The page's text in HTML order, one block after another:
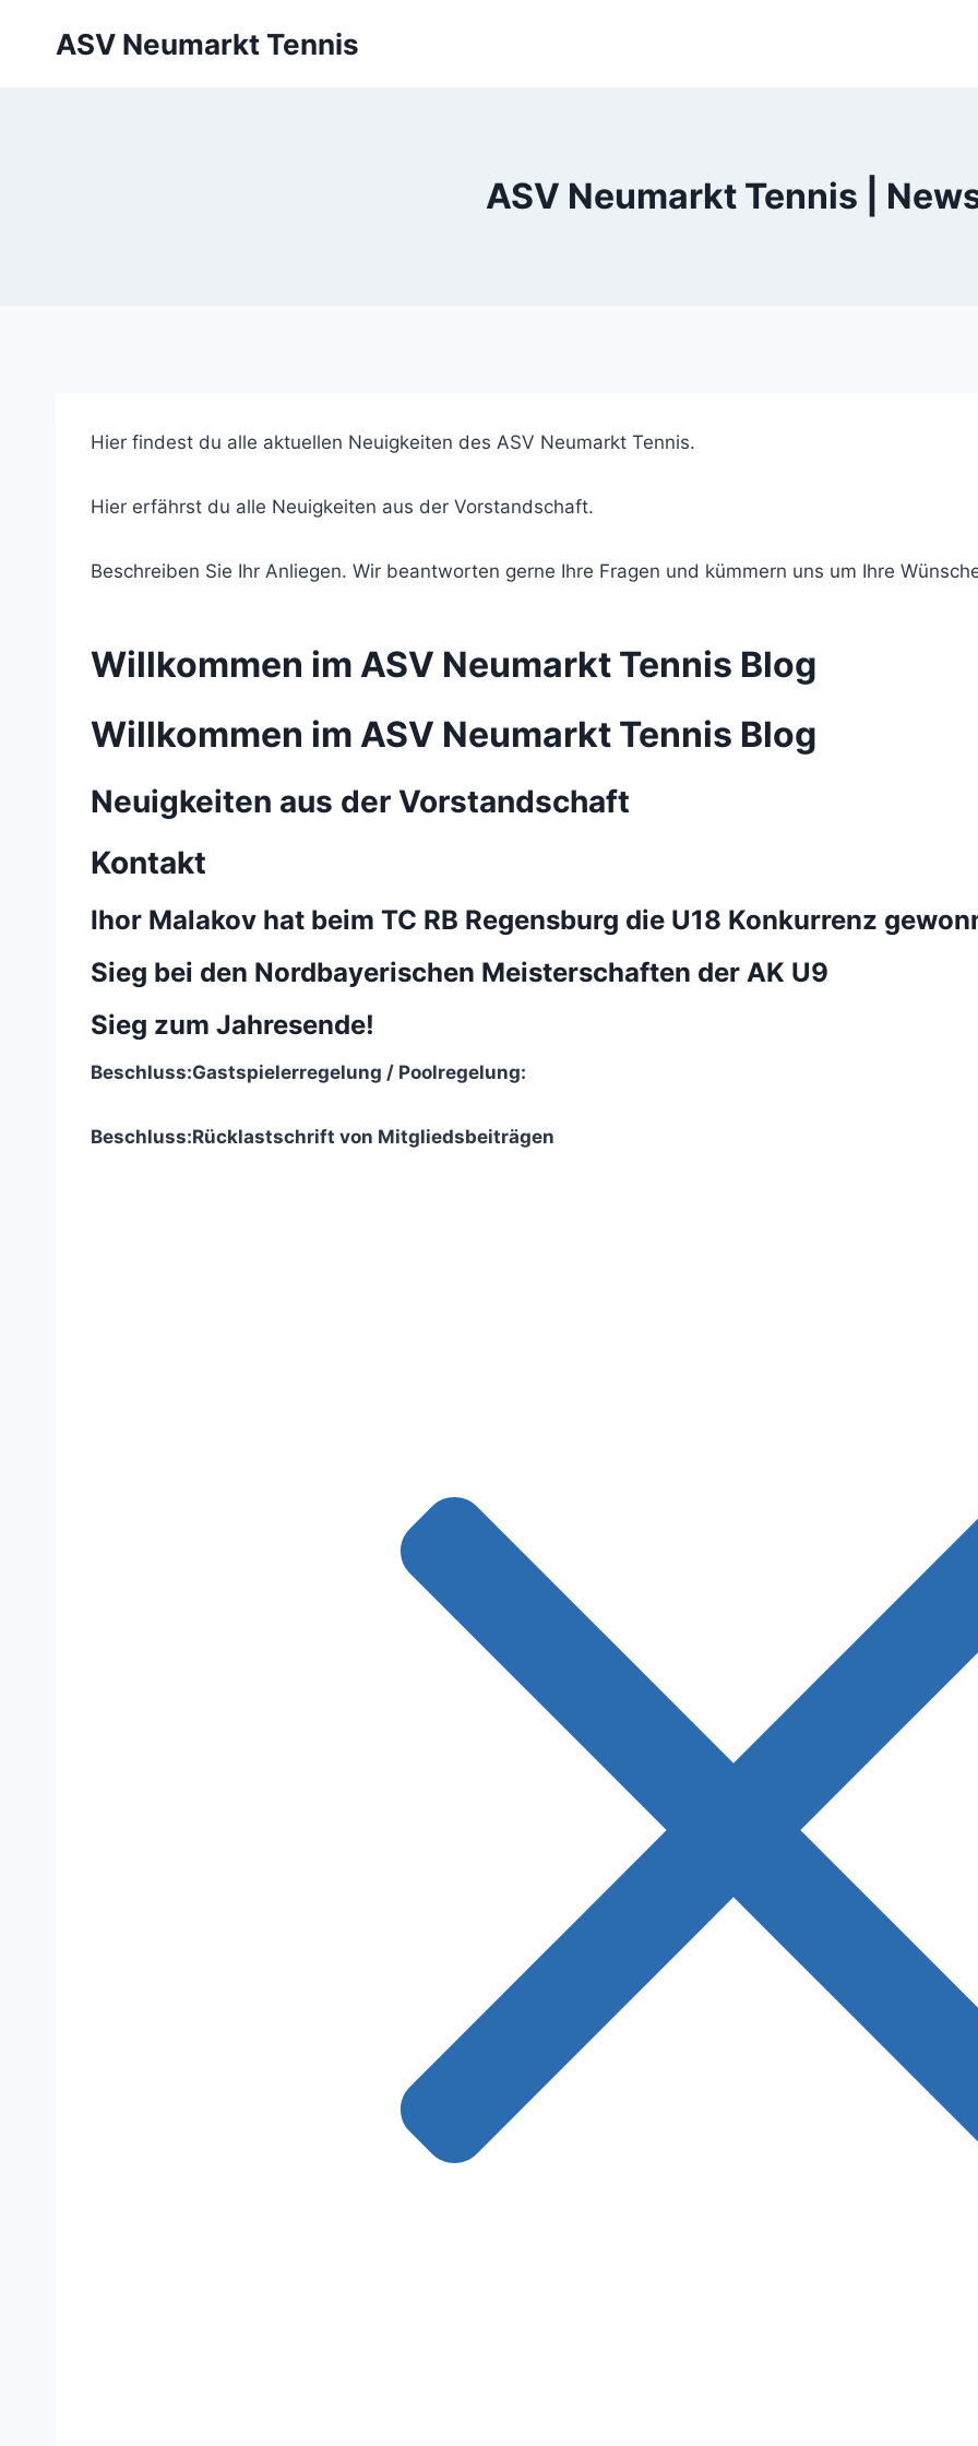
ASV Neumarkt Tennis
ASV Neumarkt Tennis |
Hier findest du alle aktuellen Neuigkeiten des ASV Neumarkt Tennis.
Hier erfährst du alle Neuigkeiten aus der Vorstandschaft.
Beschreiben Sie Ihr Anliegen. Wir beantworten gerne Ihre Fragen und kümmern uns um Ihre
Willkommen im ASV Neumarkt Tennis Blog
Willkommen im ASV Neumarkt Tennis Blog
Neuigkeiten aus der Vorstandschaft
Kontakt
Ihor Malakov hat beim TC RB Regensburg die U18 Konkurrenz
Sieg bei den Nordbayerischen Meisterschaften der AK U9
Sieg zum Jahresende!
Beschluss:Gastspielerregelung / Poolregelung:
Beschluss:Rücklastschrift von Mitgliedsbeiträgen